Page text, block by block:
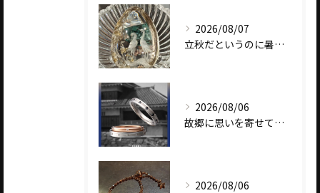
2026/08/07
立秋だというのに暑いですね
2026/08/06
故郷に思いを寄せて～オリジナルブランド【Shinano(しな...
2026/08/06